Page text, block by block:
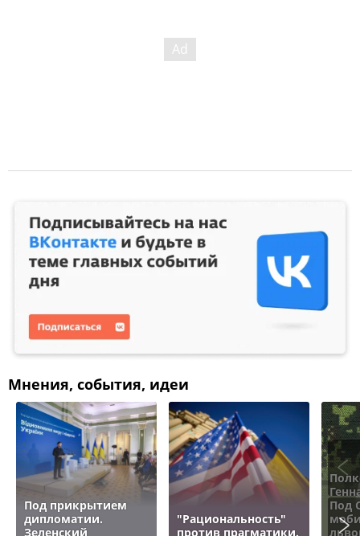
Мнения, события, идеи
Под прикрытием
дипломатии.
Зеленский
"Рациональность"
против прагматики.
Под